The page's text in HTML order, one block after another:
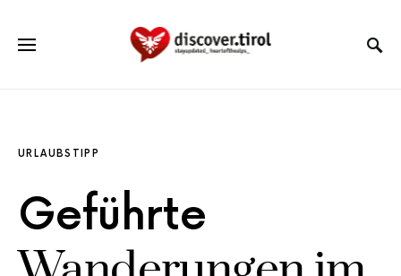
URLAUBSTIPP
Geführte